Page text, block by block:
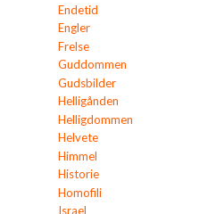
Endetid
Engler
Frelse
Guddommen
Gudsbilder
Helligånden
Helligdommen
Helvete
Himmel
Historie
Homofili
Israel